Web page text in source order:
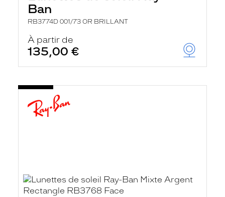
Ban
RB3774D 001/73 OR BRILLANT
À partir de
135,00 €